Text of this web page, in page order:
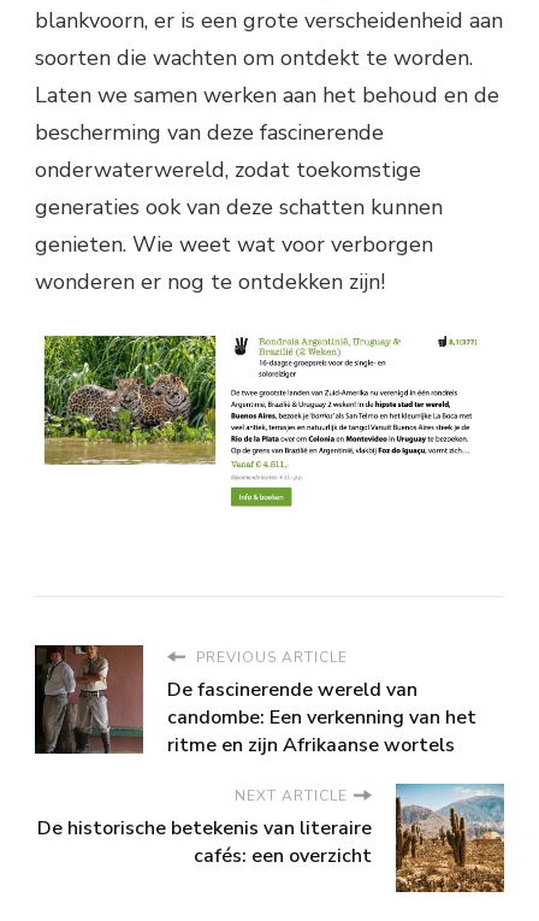
blankvoorn, er is een grote verscheidenheid aan
soorten die wachten om ontdekt te worden.
Laten we samen werken aan het behoud en de
bescherming van deze fascinerende
onderwaterwereld, zodat toekomstige
generaties ook van deze schatten kunnen
genieten. Wie weet wat voor verborgen
wonderen er nog te ontdekken zijn!
PREVIOUS ARTICLE
De fascinerende wereld van
candombe: Een verkenning van het
ritme en zijn Afrikaanse wortels
NEXT ARTICLE
De historische betekenis van literaire
cafés: een overzicht